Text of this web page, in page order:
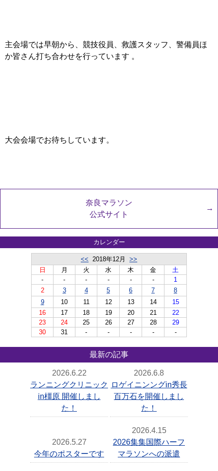
主会場では早朝から、競技役員、救護スタッフ、警備員ほ
か皆さん打ち合わせを行っています 。
大会会場でお待ちしています。
奈良マラソン
公式サイト
カレンダー
<< 2018年12月 >>
日
月 火 水 木 金
土
-
- - - - -
1
2
3 4 5 6 7
8
9
10 11 12 13 14
15
16
17 18 19 20 21
22
23
24 25 26 27 28
29
30
31 - - - - -
最新の記事
2026.6.22
ランニングクリニック
in橿原 開催しまし
た！
2026.6.8
ロゲイニンングin秀長
百万石を開催しまし
た！
2026.5.27
今年のポスターです
2026.4.15
2026集集国際ハーフ
マラソンへの派遣